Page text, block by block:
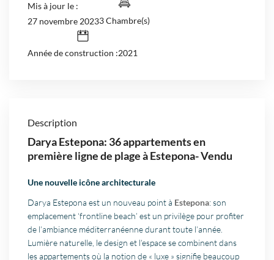
Mis à jour le :
27 novembre 20233 Chambre(s)
Année de construction :2021
Description
Darya Estepona: 36 appartements en
première ligne de plageà Estepona- Vendu
Une nouvelle icône architecturale
Darya Estepona est un nouveau point à Estepona: son
emplacement ‘frontline beach’ est un privilège pour profiter
de l’ambiance méditerranéenne durant toute l’année.
Lumière naturelle, le design et l’espace se combinent dans
les appartements où la notion de « luxe » signifie beaucoup